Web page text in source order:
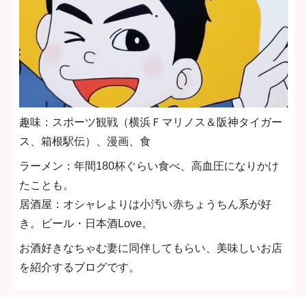
趣味：スポーツ観戦（横浜Ｆマリノス＆阪神タイガー
ス、箱根駅伝）、漫画、食
ラーメン：年間180杯ぐらい食べ、高血圧になりかけ
たことも。
居酒屋：オシャレよりは小汚い赤ちょうちん系が好
き。ビール・日本酒Love。
お酒好きなちゃむ妻に同伴してもらい、美味しいお店
を紹介するブログです。